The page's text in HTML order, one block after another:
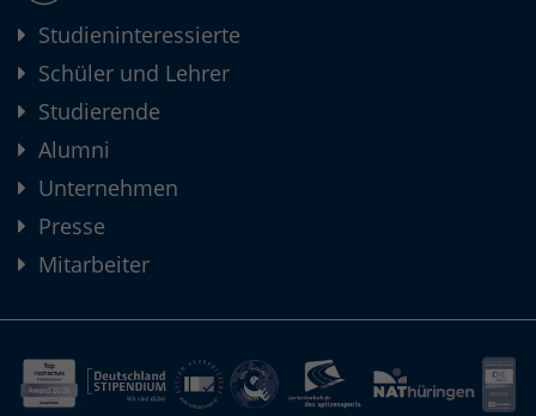
Studieninteressierte
Schüler und Lehrer
Studierende
Alumni
Unternehmen
Presse
Mitarbeiter